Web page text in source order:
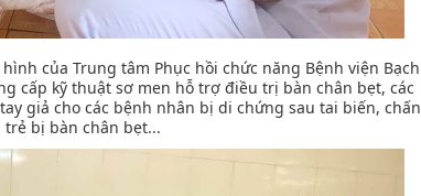
của Trung tâm Phục hồi chức năng Bệnh viện Bạch
cấp kỹ thuật sơ men hỗ trợ điều trị bàn chân bẹt, các
giả cho các bệnh nhân bị di chứng sau tai biến, chấn
bị bàn chân bẹt...